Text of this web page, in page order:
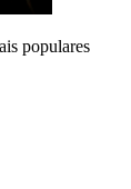
populares